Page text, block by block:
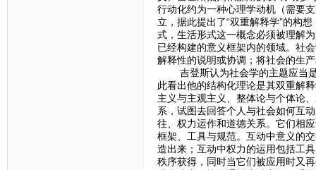
行动化约为一种心理学动机（需要
立，据此提出了“双重解释学”的构
式，生活形式这一概念必须被理解
已经构建的意义框架内的领域。社
解释性的说明或协调；将社会的生
吉登斯认为社会学的主题应当是
此看出他的结构化理论是其双重解
主义与主观主义、整体论与个体论
系，试图去回答个人与社会如何互
往、权力运作和道德关系。它们相
框架、工具与规范。互动中意义的
造出来；互动中权力的运用包括工
秩序获得，同时当它们被应用时又